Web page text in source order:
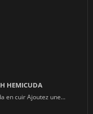
HEMICUDA
en cuir Ajoutez une...